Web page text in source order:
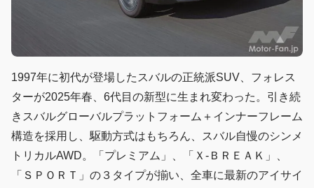
1997年に初代が登場したスバルの正統派SUV、フォレス
ターが2025年春、6代目の新型に生まれ変わった。引き続
きスバルグローバルプラットフォーム＋インナーフレーム
構造を採用し、駆動方式はもちろん、スバル自慢のシンメ
トリカルAWD。「プレミアム」、「Ｘ-ＢＲＥＡＫ」、
「ＳＰＯＲＴ」の３タイプが揃い、全車に最新のアイサイ